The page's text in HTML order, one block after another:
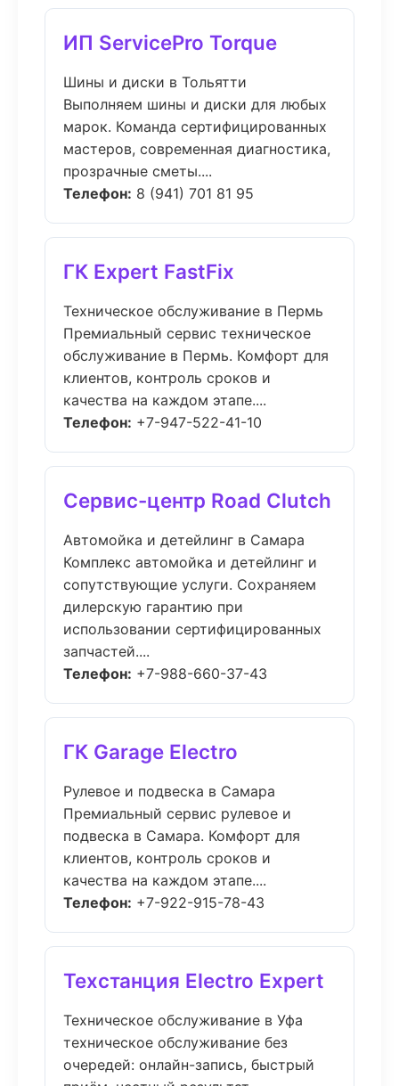
ИП ServicePro Torque
Шины и диски в Тольятти
Выполняем шины и диски для любых
марок. Команда сертифицированных
мастеров, современная диагностика,
прозрачные сметы....
Телефон: 8 (941) 701 81 95
ГК Expert FastFix
Техническое обслуживание в Пермь
Премиальный сервис техническое
обслуживание в Пермь. Комфорт для
клиентов, контроль сроков и
качества на каждом этапе....
Телефон: +7-947-522-41-10
Сервис-центр Road Clutch
Автомойка и детейлинг в Самара
Комплекс автомойка и детейлинг и
сопутствующие услуги. Сохраняем
дилерскую гарантию при
использовании сертифицированных
запчастей....
Телефон: +7-988-660-37-43
ГК Garage Electro
Рулевое и подвеска в Самара
Премиальный сервис рулевое и
подвеска в Самара. Комфорт для
клиентов, контроль сроков и
качества на каждом этапе....
Телефон: +7-922-915-78-43
Техстанция Electro Expert
Техническое обслуживание в Уфа
техническое обслуживание без
очередей: онлайн-запись, быстрый